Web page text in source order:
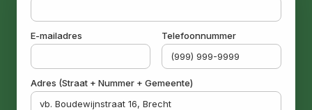
E-mailadres Telefoonnummer
Adres (Straat + Nummer + Gemeente)